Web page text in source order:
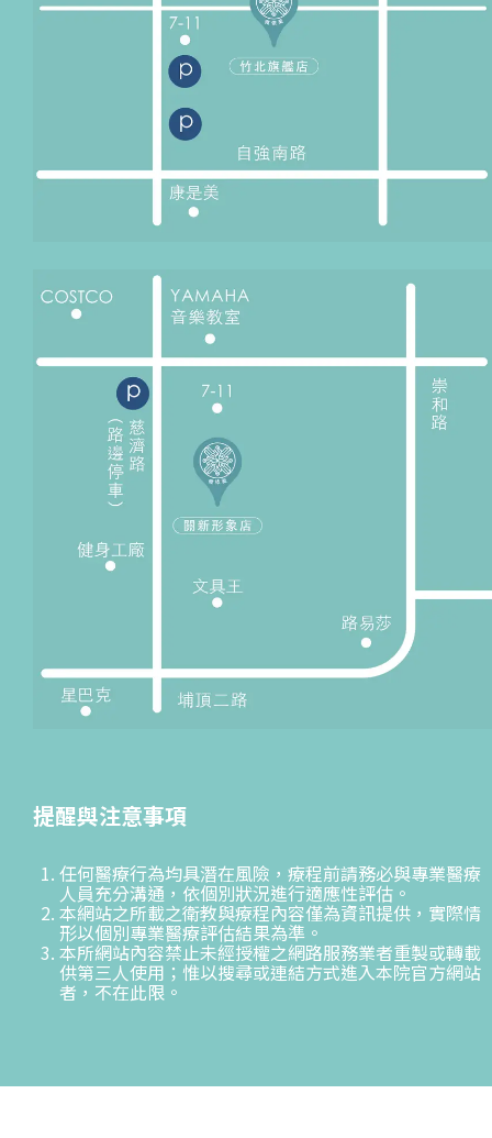
提醒與注意事項
任何醫療行為均具潛在風險，療程前請務必與專業醫療
人員充分溝通，依個別狀況進行適應性評估。
本網站之所載之衛教與療程內容僅為資訊提供，實際情
形以個別專業醫療評估結果為準。
本所網站內容禁止未經授權之網路服務業者重製或轉載
供第三人使用；惟以搜尋或連結方式進入本院官方網站
者，不在此限。